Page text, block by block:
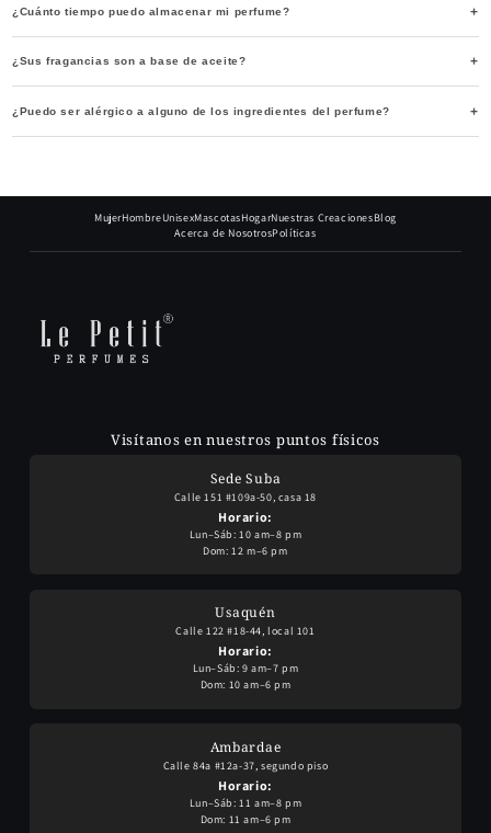
¿Cuánto tiempo puedo almacenar mi perfume?
¿Sus fragancias son a base de aceite?
¿Puedo ser alérgico a alguno de los ingredientes del perfume?
MujerHombreUnisexMascotasHogarNuestras CreacionesBlog
Acerca de NosotrosPolíticas
Visítanos en nuestros puntos físicos
Sede Suba
Calle 151 #109a-50, casa 18
Horario:
Lun–Sáb: 10 am–8 pm
Dom: 12 m–6 pm
Usaquén
Calle 122 #18-44, local 101
Horario:
Lun–Sáb: 9 am–7 pm
Dom: 10 am–6 pm
Ambardae
Calle 84a #12a-37, segundo piso
Horario:
Lun–Sáb: 11 am–8 pm
Dom: 11 am–6 pm